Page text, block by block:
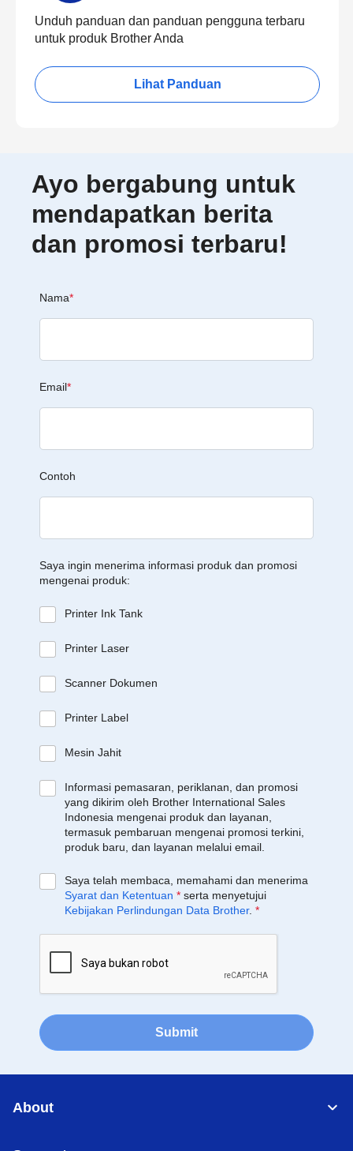
Unduh panduan dan panduan pengguna terbaru
untuk produk Brother Anda
Lihat Panduan
Ayo bergabung untuk
mendapatkan berita
dan promosi terbaru!
Nama*
Email*
Contoh
Saya ingin menerima informasi produk dan promosi
mengenai produk:
Printer Ink Tank
Printer Laser
Scanner Dokumen
Printer Label
Mesin Jahit
Informasi pemasaran, periklanan, dan promosi
yang dikirim oleh Brother International Sales
Indonesia mengenai produk dan layanan,
termasuk pembaruan mengenai promosi terkini,
produk baru, dan layanan melalui email.
Saya telah membaca, memahami dan menerima
Syarat dan Ketentuan * serta menyetujui
Kebijakan Perlindungan Data Brother. *
Submit
About